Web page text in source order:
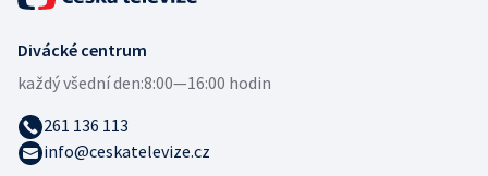
Divácké centrum
každý všední den:8:00—16:00 hodin
261 136 113
info@ceskatelevize.cz